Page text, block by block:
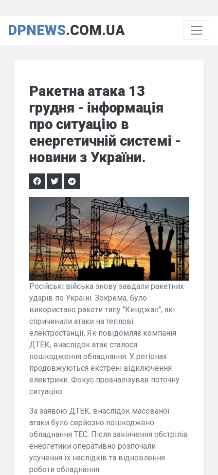
DPNEWS.COM.UA
Ракетна атака 13
грудня - інформація
про ситуацію в
енергетичній системі -
новини з України.
Російські війська знову завдали ракетних
ударів по Україні. Зокрема, було
використано ракети типу "Кинджал", які
спричинили атаки на теплові
електростанції. Як повідомляє компанія
ДТЕК, внаслідок атак сталося
пошкодження обладнання. У регіонах
продовжуються екстрені відключення
електрики. Фокус проаналізував поточну
ситуацію.
За заявою ДТЕК, внаслідок масованої
атаки було серйозно пошкоджено
обладнання ТЕС. Після закінчення обстрілів
енергетики оперативно розпочали
усунення їх наслідків та відновлення
роботи обладнання.